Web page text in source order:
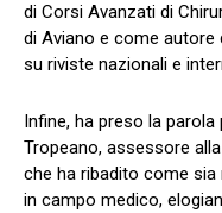
di Corsi Avanzati di
di Aviano e come autore
su riviste nazionali e
Infine, ha preso la
Tropeano, assessore
che ha ribadito come
in campo medico,